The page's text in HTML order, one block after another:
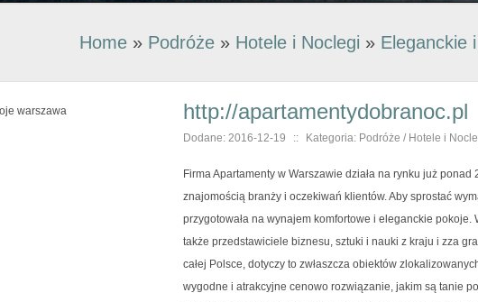
Home» Podróże» Hotele i Noclegi » Eleganckie
http://apartamentydobranoc.pl
Dodane: 2016-12-19 :: Kategoria: Podróże / Hotele i
Firma Apartamenty w Warszawie działa na rynku już
znajomością branży i oczekiwań klientów. Aby sprostać
przygotowała na wynajem komfortowe i eleganckie
także przedstawiciele biznesu, sztuki i nauki z kraju i zza
całej Polsce, dotyczy to zwłaszcza obiektów
wygodne i atrakcyjne cenowo rozwiązanie, jakim są tanie